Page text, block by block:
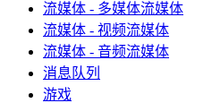
流媒体 - 多媒体流媒体
流媒体 - 视频流媒体
流媒体 - 音频流媒体
消息队列
游戏